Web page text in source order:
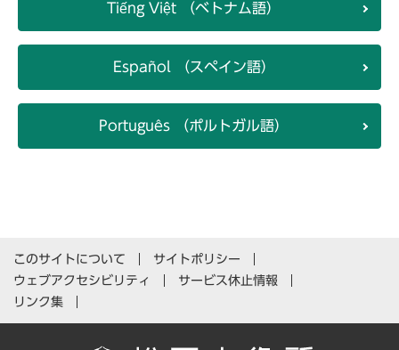
Tiếng Việt （ベトナム語）
Español （スペイン語）
Português （ポルトガル語）
このサイトについて
サイトポリシー
ウェブアクセシビリティ
サービス休止情報
リンク集